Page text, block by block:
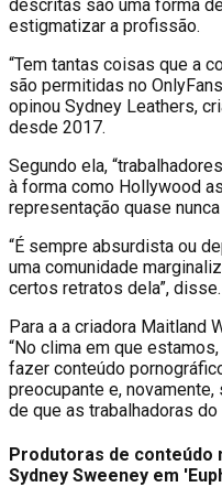
descritas são uma forma
estigmatizar a profissão.
“Tem tantas coisas que a
são permitidas no
opinou Sydney Leathers,
desde 2017.
Segundo ela,
à forma como Hollywood
representação quase
“É sempre absurdista ou
uma comunidade
certos retratos dela”, disse.
Para a a criadora Maitland
“No clima em que
fazer conteúdo
preocupante e,
de que as trabalhadoras
Produtoras de conteúdo
Sydney Sweeney em